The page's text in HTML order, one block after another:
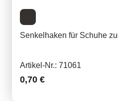
Senkelhaken für Schuhe
Artikel-Nr.: 71061
0,70 €